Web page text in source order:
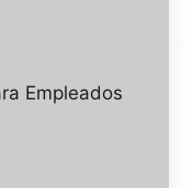
Empleados